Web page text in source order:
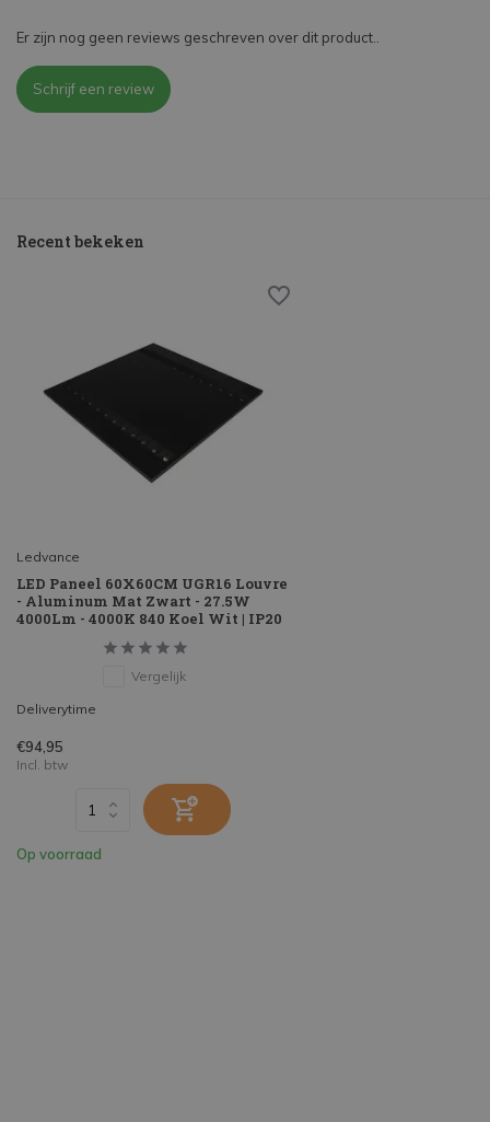
Er zijn nog geen reviews geschreven over dit product..
Schrijf een review
Recent bekeken
Ledvance
LED Paneel 60X60CM UGR16 Louvre
- Aluminum Mat Zwart - 27.5W
4000Lm - 4000K 840 Koel Wit | IP20
Vergelijk
Deliverytime
€94,95
Incl. btw
Op voorraad